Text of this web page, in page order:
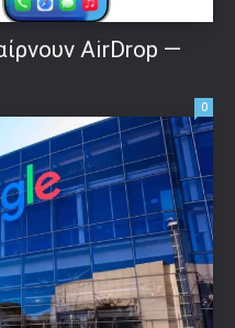
AirDrop —
0